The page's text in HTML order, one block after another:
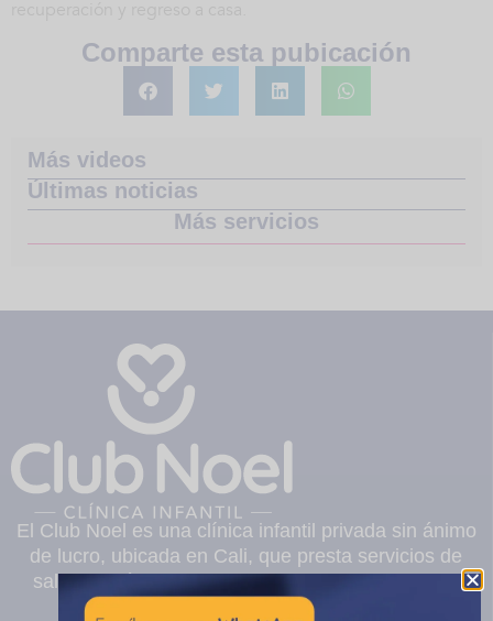
Comparte esta pubicación
Más videos
Últimas noticias
Más servicios
El Club Noel es una clínica infantil privada sin ánimo
de lucro, ubicada en Cali, que presta servicios de
salud pediátricos de mediana y alta complejidad.